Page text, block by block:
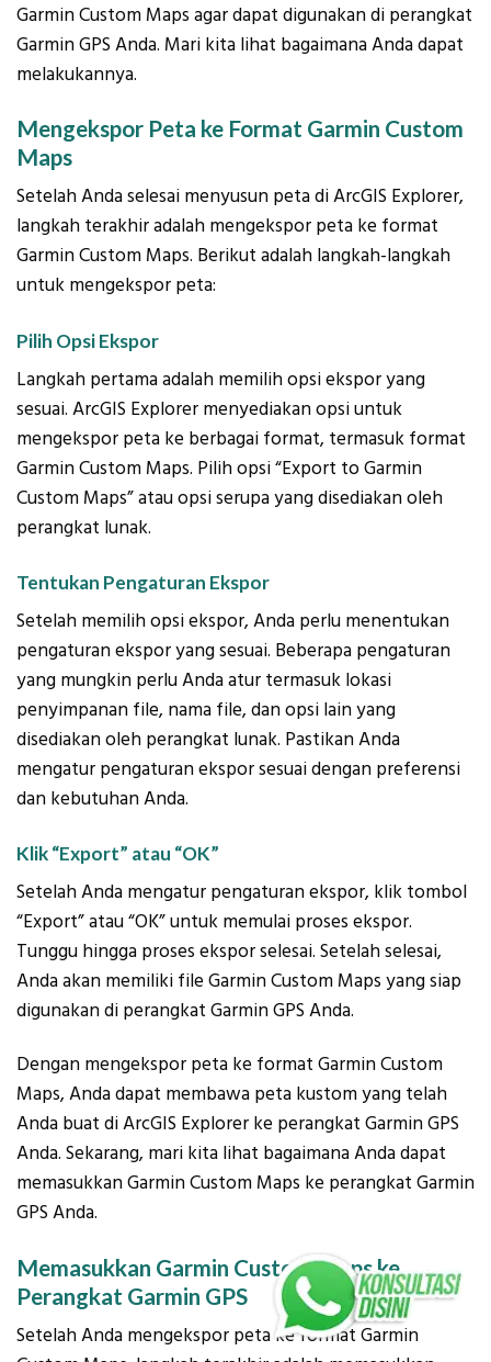
Garmin Custom Maps agar dapat digunakan di perangkat
Garmin GPS Anda. Mari kita lihat bagaimana Anda dapat
melakukannya.
Mengekspor Peta ke Format Garmin Custom
Maps
Setelah Anda selesai menyusun peta di ArcGIS Explorer,
langkah terakhir adalah mengekspor peta ke format
Garmin Custom Maps. Berikut adalah langkah-langkah
untuk mengekspor peta:
Pilih Opsi Ekspor
Langkah pertama adalah memilih opsi ekspor yang
sesuai. ArcGIS Explorer menyediakan opsi untuk
mengekspor peta ke berbagai format, termasuk format
Garmin Custom Maps. Pilih opsi “Export to Garmin
Custom Maps” atau opsi serupa yang disediakan oleh
perangkat lunak.
Tentukan Pengaturan Ekspor
Setelah memilih opsi ekspor, Anda perlu menentukan
pengaturan ekspor yang sesuai. Beberapa pengaturan
yang mungkin perlu Anda atur termasuk lokasi
penyimpanan file, nama file, dan opsi lain yang
disediakan oleh perangkat lunak. Pastikan Anda
mengatur pengaturan ekspor sesuai dengan preferensi
dan kebutuhan Anda.
Klik “Export” atau “OK”
Setelah Anda mengatur pengaturan ekspor, klik tombol
“Export” atau “OK” untuk memulai proses ekspor.
Tunggu hingga proses ekspor selesai. Setelah selesai,
Anda akan memiliki file Garmin Custom Maps yang siap
digunakan di perangkat Garmin GPS Anda.
Dengan mengekspor peta ke format Garmin Custom
Maps, Anda dapat membawa peta kustom yang telah
Anda buat di ArcGIS Explorer ke perangkat Garmin GPS
Anda. Sekarang, mari kita lihat bagaimana Anda dapat
memasukkan Garmin Custom Maps ke perangkat Garmin
GPS Anda.
Memasukkan Garmin Custom Maps ke
Perangkat Garmin GPS
Setelah Anda mengekspor peta ke format Garmin